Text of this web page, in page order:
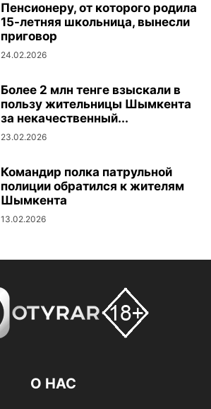
Пенсионеру, от которого родила
15-летняя школьница, вынесли
приговор
24.02.2026
Более 2 млн тенге взыскали в
пользу жительницы Шымкента
за некачественный...
23.02.2026
Командир полка патрульной
полиции обратился к жителям
Шымкента
13.02.2026
О НАС